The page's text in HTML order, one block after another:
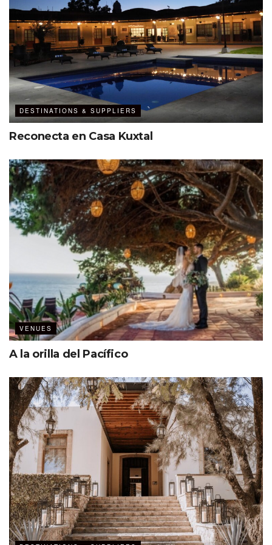
destilación de hoja de higo y soda de poleo, que fascina
por su complejidad y sabor inigualable.
Ver esta publicación en Instagram
Un viaje sensorial para tus eventos
The Midnight Monkey es mucho más que un bar.Es una
experiencia inmersivaque cautiva a los asistentes desde
el primer sorbo, perfecto para eventos petit donde el lujo
y la exclusividad sean protagonistas. ¿El toque final? Los
destilados de la casa, seleccionados y servidos con la
máxima calidad, añadiendo un aire de distinción a cada
encuentro.
Atrévete a organizar tu próximo evento en este espacio
DESTINATIONS & SUPPLIERS
Reconecta en Casa Kuxtal
VENUES
A la orilla del Pacífico